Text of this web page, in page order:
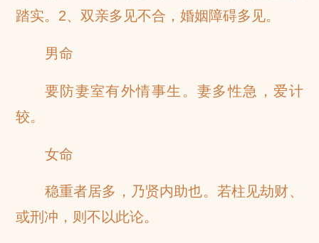
踏实。2、双亲多见不合，婚姻障碍多见。
男命
要防妻室有外情事生。妻多性急，爱计
较。
女命
稳重者居多，乃贤内助也。若柱见劫财、
或刑冲，则不以此论。